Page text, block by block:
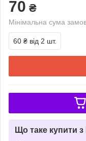
70 ₴
Мінімальна сума
60 ₴ від 2 шт.
Що таке купити